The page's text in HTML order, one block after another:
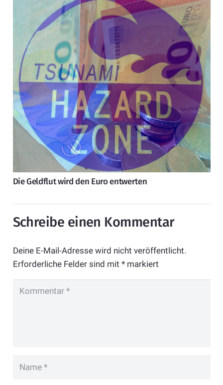
Die Geldflut wird den Euro entwerten
Schreibe einen Kommentar
Deine E-Mail-Adresse wird nicht veröffentlicht.
Erforderliche Felder sind mit *markiert